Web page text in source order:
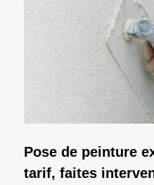
Pose de peinture
tarif, faites